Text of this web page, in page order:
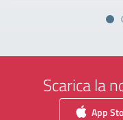
Scarica la
App